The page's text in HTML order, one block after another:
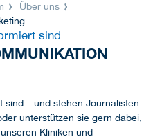
Über uns
sind
– und stehen Journalisten
unterstützen sie gern dabei,
Kliniken und